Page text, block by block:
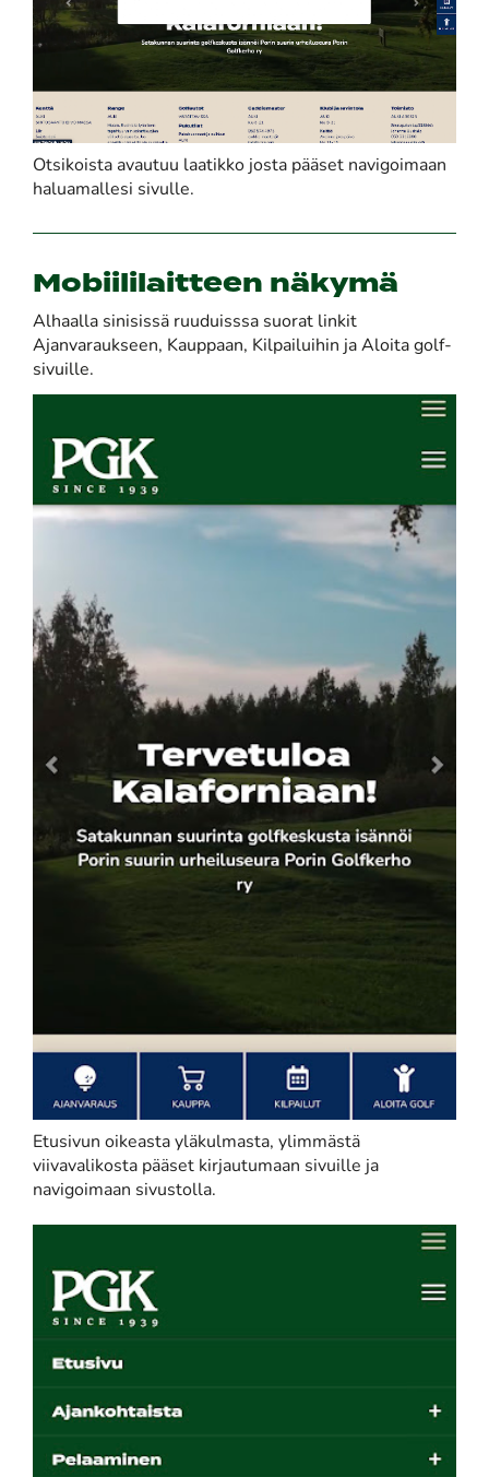
Otsikoista avautuu laatikko josta pääset navigoimaan
haluamallesi sivulle.
Mobiililaitteen näkymä
Alhaalla sinisissä ruuduisssa suorat linkit
Ajanvaraukseen, Kauppaan, Kilpailuihin ja Aloita golf-
sivuille.
Etusivun oikeasta yläkulmasta, ylimmästä
viivavalikosta pääset kirjautumaan sivuille ja
navigoimaan sivustolla.